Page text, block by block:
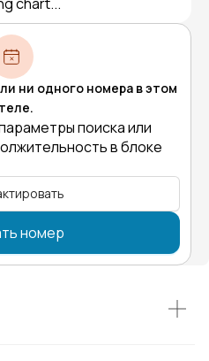
ни одного номера в этом
поиска или
в блоке
номер